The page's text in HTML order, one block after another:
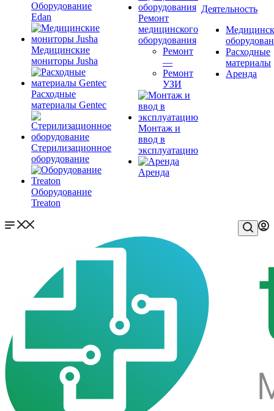
Оборудование
Edan
Медицинские
мониторы Jusha
Расходные
материалы Gentec
Стерилизационное
оборудование
Оборудование
Treaton
Ремонт
медицинского
оборудования
Ремонт
—
Ремонт
УЗИ
Монтаж и
ввод в
эксплуатацию
Аренда
Деятельность
Расходные
материалы
Аренда